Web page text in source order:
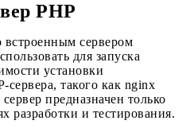
PHP
встроенным сервером
для запуска
установки
сервера, такого как nginx
предназначен только
разработки и тестирования.